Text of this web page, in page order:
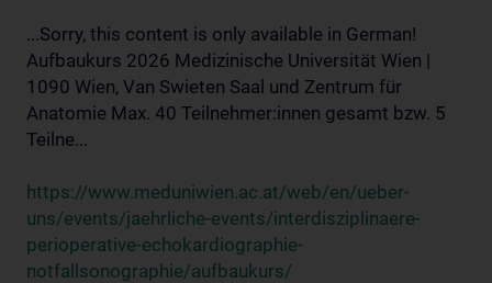
...Sorry, this content is only available in German!
Aufbaukurs 2026 Medizinische Universität Wien |
1090 Wien, Van Swieten Saal und Zentrum für
Anatomie Max. 40 Teilnehmer:innen gesamt bzw. 5
Teilne...
https://www.meduniwien.ac.at/web/en/ueber-
uns/events/jaehrliche-events/interdisziplinaere-
perioperative-echokardiographie-
notfallsonographie/aufbaukurs/